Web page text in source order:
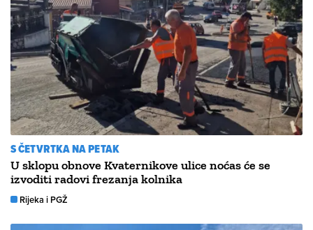
S ČETVRTKA NA PETAK
U sklopu obnove Kvaternikove ulice noćas će se
izvoditi radovi frezanja kolnika
Rijeka i PGŽ